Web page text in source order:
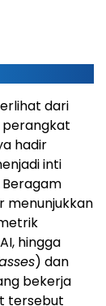
dari
hadir
inti
menunjukkan
hingga
) dan
bekerja
tersebut